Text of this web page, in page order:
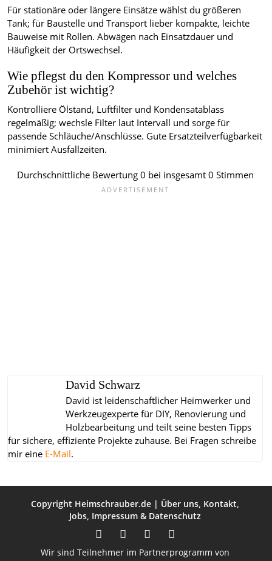
Für stationäre oder längere Einsätze wählst du größeren
Tank; für Baustelle und Transport lieber kompakte, leichte
Bauweise mit Rollen. Abwägen nach Einsatzdauer und
Häufigkeit der Ortswechsel.
Wie pflegst du den Kompressor und welches
Zubehör ist wichtig?
Kontrolliere Ölstand, Luftfilter und Kondensatablass
regelmäßig; wechsle Filter laut Intervall und sorge für
passende Schläuche/Anschlüsse. Gute Ersatzteilverfügbarkeit
minimiert Ausfallzeiten.
Durchschnittliche Bewertung0 bei insgesamt0 Stimmen
David Schwarz
David ist leidenschaftlicher Heimwerker und
Werkzeugexperte für DIY, Renovierung und
Holzbearbeitung und teilt seine besten Tipps
für sichere, effiziente Projekte zuhause. Bei Fragen schreibe
mir eine E-Mail.
Copyright Heimschrauber.de | Über uns, Kontakt,
Jobs, Impressum & Datenschutz
Wir sind Teilnehmer im Partnerprogramm von